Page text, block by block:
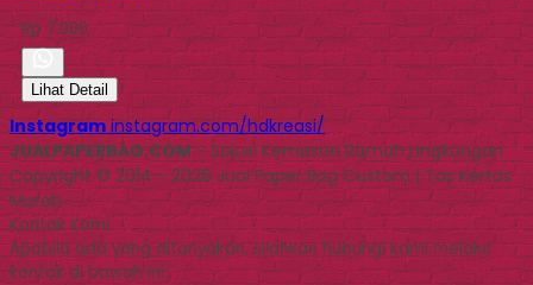
Rp 7.000
Lihat Detail
Instagram instagram.com/hdkreasi/
JUALPAPERBAG.COM- Solusi Kemasan Ramah Lingkungan
Copyright © 2014 - 2026 Jual Paper Bag Custom | Tas Kertas
Murah
Kontak Kami
Apabila ada yang ditanyakan, silahkan hubungi kami melalui
kontak di bawah ini.